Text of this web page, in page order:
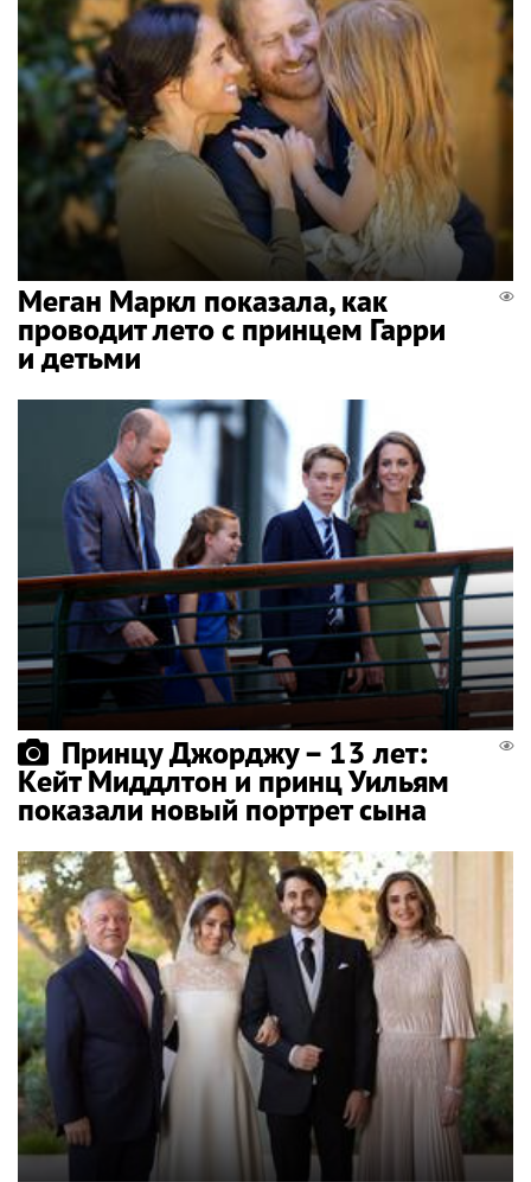
Меган Маркл показала, как
проводит лето с принцем Гарри
и детьми
Принцу Джорджу – 13 лет:
Кейт Миддлтон и принц Уильям
показали новый портрет сына